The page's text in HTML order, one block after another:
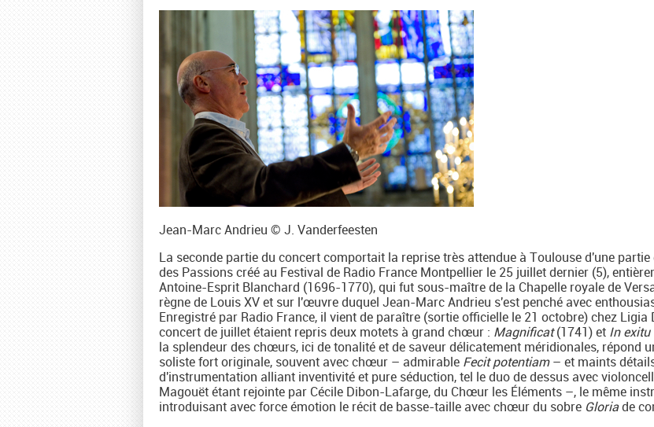
Jean-Marc Andrieu © J. Vanderfeesten
La seconde partie du concert comportait la reprise très attendue à Toulouse d'une
des Passions créé au Festival de Radio France Montpellier le 25 juillet dernier (5),
Antoine-Esprit Blanchard (1696-1770), qui fut sous-maître de la Chapelle royale de
règne de Louis XV et sur l'œuvre duquel Jean-Marc Andrieu s'est penché avec
Enregistré par Radio France, il vient de paraître (sortie officielle le 21 octobre) chez Ligia
concert de juillet étaient repris deux motets à grand chœur : Magnificat(1741) et In exitu
la splendeur des chœurs, ici de tonalité et de saveur délicatement méridionales, répond
soliste fort originale, souvent avec chœur – admirable Fecit potentiam– et maints
d'instrumentation alliant inventivité et pure séduction, tel le duo de dessus avec
Magouët étant rejointe par Cécile Dibon-Lafarge, du Chœur les Éléments –, le même
introduisant avec force émotion le récit de basse-taille avec chœur du sobre Gloriade